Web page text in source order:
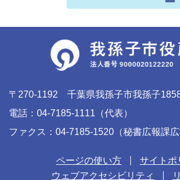
〒270-1192 千葉県我孫子市我孫子
電話：04-7185-1111（代表）
ファクス：04-7185-1520（秘書広報課広
ページの使い方
サイトポ
ウェブアクセシビリティ